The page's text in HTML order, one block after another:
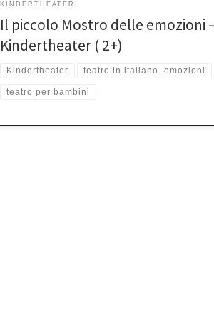
KINDERTHEATER
Il piccolo Mostro delle emozioni
Kindertheater ( 2+)
Kindertheater teatro in italiano. emozioni
teatro per bambini